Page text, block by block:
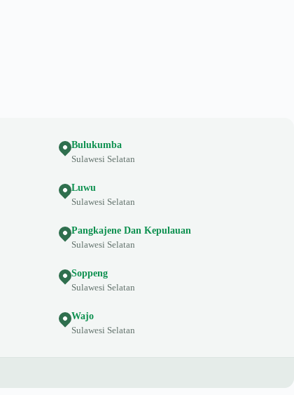
Bulukumba
Sulawesi Selatan
Luwu
Sulawesi Selatan
Pangkajene Dan Kepulauan
Sulawesi Selatan
Soppeng
Sulawesi Selatan
Wajo
Sulawesi Selatan